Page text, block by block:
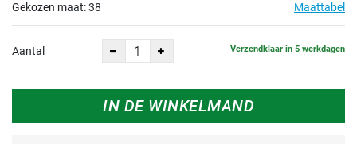
Gekozen maat:38 Maattabel
Aantal Verzendklaar in 5 werkdagen
IN DE WINKELMAND